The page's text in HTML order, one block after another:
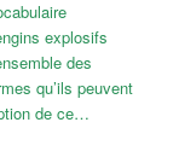
explosifs
des
qu’ils peuvent
de ce…